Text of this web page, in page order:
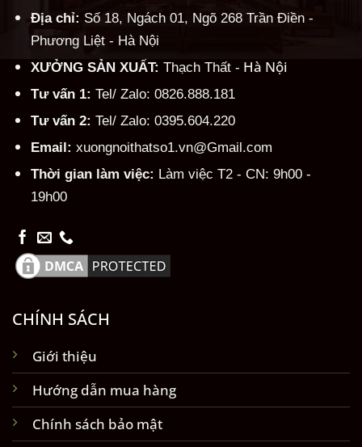
Địa chỉ: Số 18, Ngách 01, Ngõ 268 Trần Điền -
Phương Liệt - Hà Nội
XƯỞNG SẢN XUẤT: Thạch Thất - Hà Nội
Tư vấn 1: Tel/ Zalo: 0826.888.181
Tư vấn 2: Tel/ Zalo: 0395.604.220
Email: xuongnoithatso1.vn@Gmail.com
Thời gian làm việc: Làm việc T2 - CN: 9h00 -
19h00
CHÍNH SÁCH
Giới thiệu
Hướng dẫn mua hàng
Chính sách bảo mật